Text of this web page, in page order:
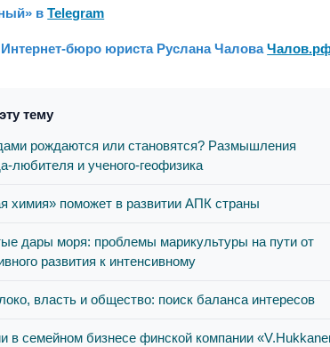
вTelegram
бюро юриста Руслана Чалова
тему
рождаются или становятся? Размышления
любителя и ученого-геофизика
химия» поможет в развитии АПК страны
дары моря: проблемы марикультуры на пути от
развития к интенсивному
власть и общество: поиск баланса интересов
в семейном бизнесе финской компании